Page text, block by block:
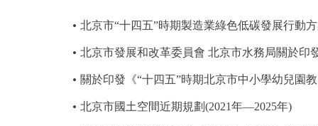
北京要聞
政務公開
北京市“十四五”時期製造業綠色低碳發展行動
北京市發展和改革委員會 北京市水務局關於印
關於印發《“十四五”時期北京市中小學幼兒園
北京市國土空間近期規劃(2021年—2025年)